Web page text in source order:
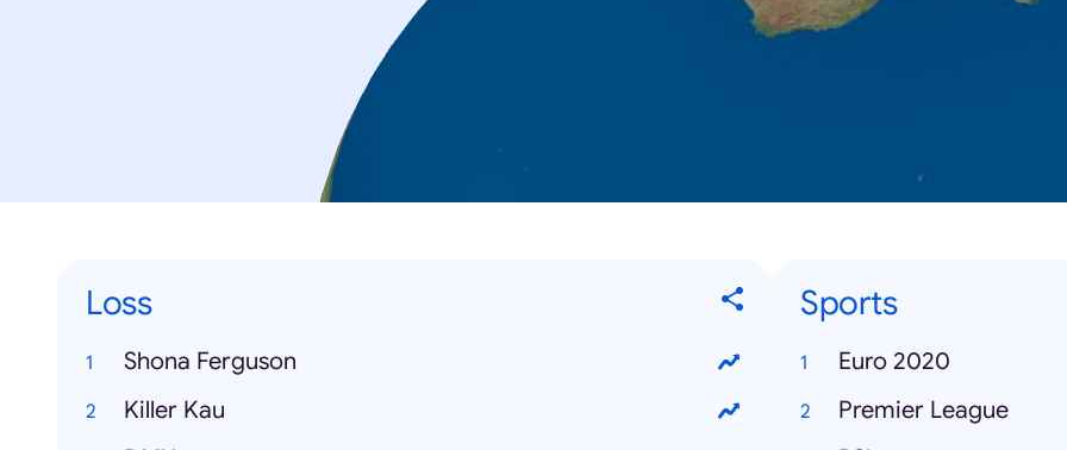
Loss
Shona Ferguson
Killer Kau
Sports
Euro 2020
Premier League